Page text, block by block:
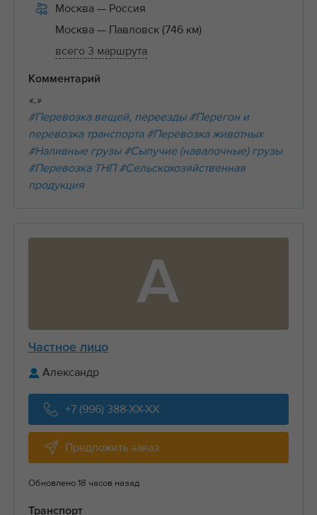
Москва — Россия
Москва — Павловск (746 км)
всего 3 маршрута
Комментарий
«.»
#Перевозка вещей, переезды #Перегон и
перевозка транспорта #Перевозка животных
#Наливные грузы #Сыпучие (навалочные) грузы
#Перевозка ТНП #Сельскохозяйственная
продукция
А
Частное лицо
Александр
+7 (996) 388-XX-XX
Предложить заказ
Обновлено 18 часов назад
Транспорт